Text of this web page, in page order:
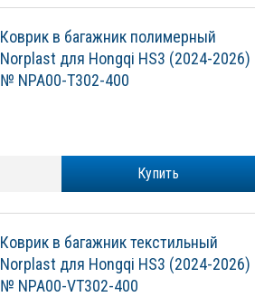
Коврик в багажник полимерный
Norplast для Hongqi HS3 (2024-2026)
№ NPA00-T302-400
Купить
Коврик в багажник текстильный
Norplast для Hongqi HS3 (2024-2026)
№ NPA00-VT302-400